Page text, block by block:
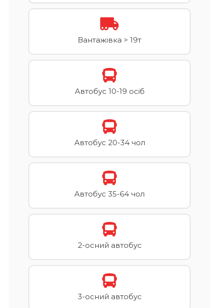
Вантажівка > 19т
Автобус 10-19 осіб
Автобус 20-34 чол
Автобус 35-64 чол
2-осний автобус
3-осний автобус